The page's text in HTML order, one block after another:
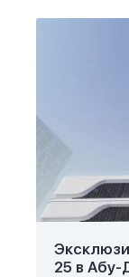
25 в